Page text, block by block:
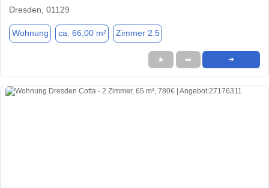
Dresden, 01129
Wohnung ca. 66,00 m² Zimmer 2.5
★ ➦ ➜